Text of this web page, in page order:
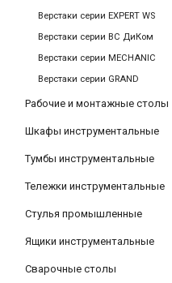
Верстаки серии EXPERT WS
Верстаки серии ВС ДиКом
Верстаки серии MECHANIC
Верстаки серии GRAND
Рабочие и монтажные столы
Шкафы инструментальные
Тумбы инструментальные
Тележки инструментальные
Стулья промышленные
Ящики инструментальные
Сварочные столы